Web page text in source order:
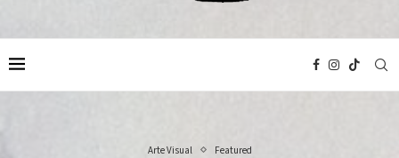
Arte Visual Featured